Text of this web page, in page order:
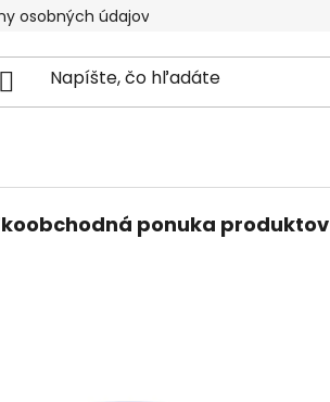
osobných údajov
ponuka produktov